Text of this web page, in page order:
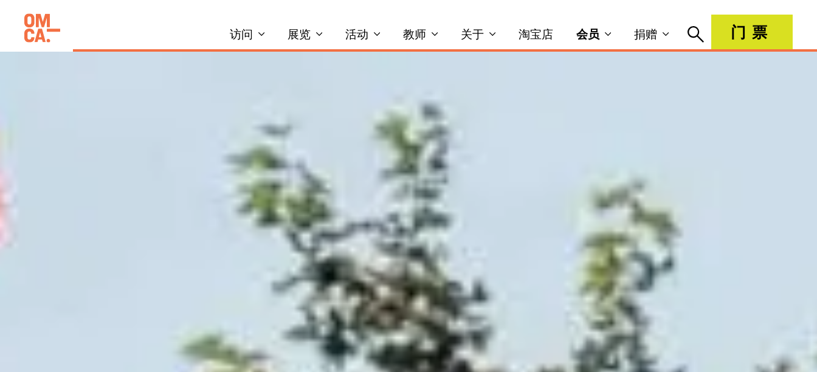
容
加州奥克兰博物馆(OMCA)
访问 展览 活动 教师 关于 淘宝店 会员 捐赠 门票